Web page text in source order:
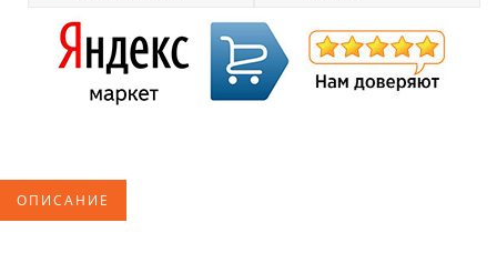
ОПИСАНИЕ